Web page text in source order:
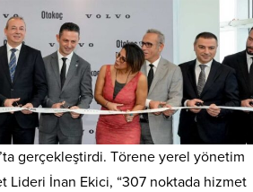
gerçekleştirdi. Törene yerel yönetim
Lideri İnan Ekici, “307 noktada hizmet